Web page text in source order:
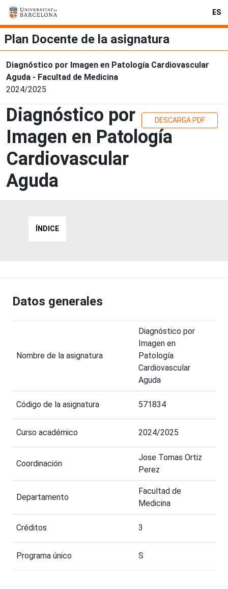
ES
Plan Docente de la asignatura
Diagnóstico por Imagen en Patología Cardiovascular
Aguda - Facultad de Medicina
2024/2025
Diagnóstico por
Imagen en Patología
Cardiovascular
Aguda
DESCARGA PDF
ÍNDICE
Datos generales
Nombre de la asignatura
Diagnóstico por
Imagen en
Patología
Cardiovascular
Aguda
Código de la asignatura 571834
Curso académico 2024/2025
Coordinación
Jose Tomas Ortiz
Perez
Departamento
Facultad de
Medicina
Créditos 3
Programa único S